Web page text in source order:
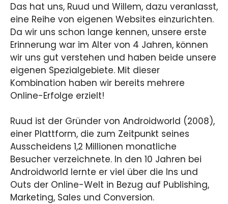
Das hat uns, Ruud und Willem, dazu veranlasst,
eine Reihe von eigenen Websites einzurichten.
Da wir uns schon lange kennen, unsere erste
Erinnerung war im Alter von 4 Jahren, können
wir uns gut verstehen und haben beide unsere
eigenen Spezialgebiete. Mit dieser
Kombination haben wir bereits mehrere
Online-Erfolge erzielt!
Ruud ist der Gründer von Androidworld (2008),
einer Plattform, die zum Zeitpunkt seines
Ausscheidens 1,2 Millionen monatliche
Besucher verzeichnete. In den 10 Jahren bei
Androidworld lernte er viel über die Ins und
Outs der Online-Welt in Bezug auf Publishing,
Marketing, Sales und Conversion.